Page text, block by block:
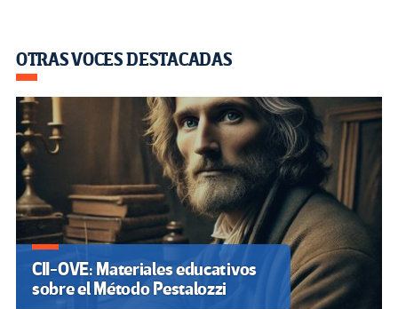
OTRAS VOCES DESTACADAS
CII-OVE: Materiales educativos
sobre el Método Pestalozzi